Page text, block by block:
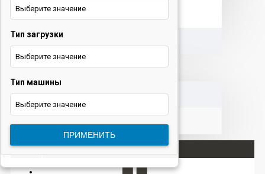
КОРЗИНА
Вход
Выберите значение
Тип загрузки
Выберите значение
Тип машины
Выберите значение
ПРИМЕНИТЬ